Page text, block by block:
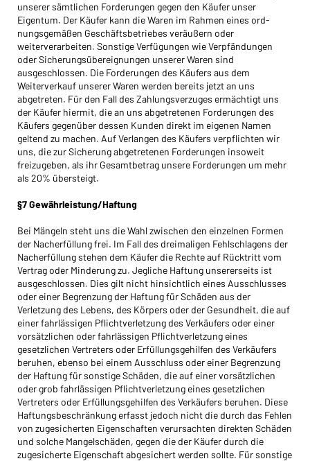
unserer sämtlichen Forderungen gegen den Käufer unser
Eigentum. Der Käufer kann die Waren im Rahmen eines ord­
nungsgemäßen Geschäftsbetriebes veräußern oder
weiterverarbeiten. Sonstige Verfügungen wie Verpfändungen
oder Sicherungsübereignungen unserer Waren sind
ausgeschlossen. Die Forderungen des Käufers aus dem
Weiterverkauf unserer Waren werden bereits jetzt an uns
abgetreten. Für den Fall des Zahlungsverzuges ermächtigt uns
der Käufer hiermit, die an uns abgetretenen Forderungen des
Käufers gegenüber dessen Kunden direkt im eigenen Namen
geltend zu machen. Auf Verlangen des Käufers verpflichten wir
uns, die zur Sicherung abgetretenen Forderungen insoweit
freizugeben, als ihr Gesamtbetrag unsere Forderungen um mehr
als 20% übersteigt.
§7 Gewährleistung/Haftung
Bei Mängeln steht uns die Wahl zwischen den einzelnen Formen
der Nacherfüllung frei. Im Fall des dreimaligen Fehlschlagens der
Nacherfüllung stehen dem Käufer die Rechte auf Rücktritt vom
Vertrag oder Minderung zu. Jegliche Haftung unsererseits ist
ausgeschlossen. Dies gilt nicht hinsichtlich eines Ausschlusses
oder einer Begrenzung der Haftung für Schäden aus der
Verletzung des Lebens, des Körpers oder der Gesundheit, die auf
einer fahrlässigen Pflichtverletzung des Verkäufers oder einer
vorsätzlichen oder fahrlässigen Pflichtverletzung eines
gesetzlichen Vertreters oder Erfüllungsgehilfen des Verkäufers
beruhen, ebenso bei einem Ausschluss oder einer Begrenzung
der Haftung für sonstige Schä­den, die auf einer vorsätzlichen
oder grob fahrlässigen Pflichtverletzung eines gesetzlichen
Vertreters oder Erfüllungsgehilfen des Verkäufers beruhen. Diese
Haftungsbeschränkung erfasst jedoch nicht die durch das Fehlen
von zugesicherten Eigenschaften verursachten direkten Schäden
und solche Mangelschäden, gegen die der Käufer durch die
zugesicherte Eigenschaft abgesichert werden sollte. Für sonstige